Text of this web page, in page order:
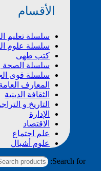
الأقسام
سلسلة تعليم
سلسلة علوم
كتب طهى
سلسلة الصحة
سلسلة قوى
المعارف
الثقافة الدينية
التاريخ و
الإدارة
الاقتصاد
علم اجتماع
علوم أشبال
Search for: